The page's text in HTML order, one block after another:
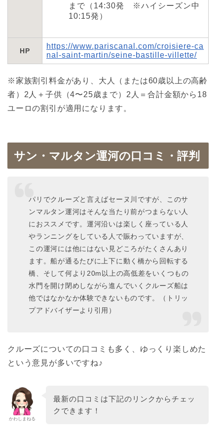
まで（14:30発 ※ハイシーズン中
10:15発）
HP
https://www.pariscanal.com/croisiere-ca
nal-saint-martin/seine-bastille-villette/
※家族割引料金があり、大人（または60歳以上の高齢
者）2人＋子供（4〜25歳まで）2人＝合計金額から18
ユーロの割引が適用になります。
サン・マルタン運河の口コミ・評判
パリでクルーズと言えばセーヌ川ですが、このサ
ンマルタン運河はそんな当たり前がつまらない人
におススメです。運河沿いは楽しく座っている人
やランニングをしている人で賑わっていますが、
この運河には他にはない見どころがたくさんあり
ます。船が通るたびに上下に動く橋から回転する
橋、そして何より20m以上の高低差をいくつもの
水門を開け閉めしながら進んでいくクルーズ船は
他ではなかなか体験できないものです。（トリッ
プアドバイザーより引用）
クルーズについての口コミも多く、ゆっくり楽しめた
という意見が多いですね♪
かわしまねる
最新の口コミは下記のリンクからチェッ
クできます！